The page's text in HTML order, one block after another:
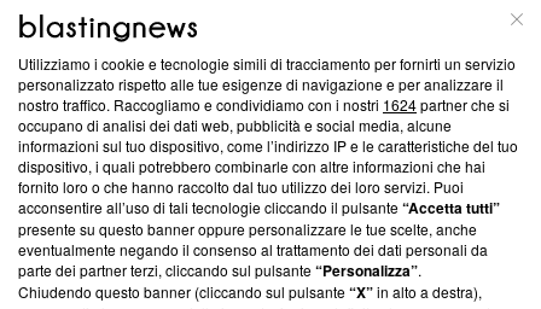
ABOUT
Questa sezione offre informazioni trasparenti su Blasting
News, sui nostri processi editoriali e su come ci impegniamo a
creare news di qualità. Inoltre, afferma la nostra aderenza a
‘Trust Project - News with Integrity’Blasting News non è
ancora membro del programma, ma ha richiesto di farne
parte; Trust Project non ha ancora effettuato una verifica di
conformità agli standard.
Su di noi
Utilizziamo i cookie e tecnologie simili di tracciamento per fornirti un servizio
personalizzato rispetto alle tue esigenze di navigazione e per analizzare il
nostro traffico. Raccogliamo e condividiamo con i nostri 1624partner che si
occupano di analisi dei dati web, pubblicità e social media, alcune
informazioni sul tuo dispositivo, come l’indirizzo IP e le caratteristiche del tuo
dispositivo, i quali potrebbero combinarle con altre informazioni che hai
fornito loro o che hanno raccolto dal tuo utilizzo dei loro servizi. Puoi
acconsentire all’uso di tali tecnologie cliccando il pulsante“Accetta tutti”
presente su questo banner oppure personalizzare le tue scelte, anche
eventualmente negando il consenso al trattamento dei dati personali da
parte dei partner terzi, cliccando sul pulsante“Personalizza”.
Chiudendo questo banner (cliccando sul pulsante“X”in alto a destra),